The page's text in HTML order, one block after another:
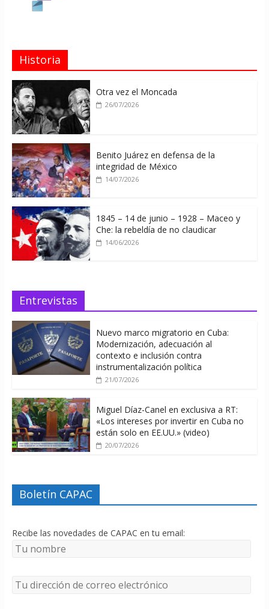
Historia
Otra vez el Moncada
26/07/2026
Benito Juárez en defensa de la
integridad de México
14/07/2026
1845 – 14 de junio – 1928 – Maceo y
Che: la rebeldía de no claudicar
14/06/2026
Entrevistas
Nuevo marco migratorio en Cuba:
Modernización, adecuación al
contexto e inclusión contra
instrumentalización política
21/07/2026
Miguel Díaz-Canel en exclusiva a RT:
«Los intereses por invertir en Cuba no
están solo en EE.UU.» (video)
20/07/2026
Boletín CAPAC
Recibe las novedades de CAPAC en tu email: